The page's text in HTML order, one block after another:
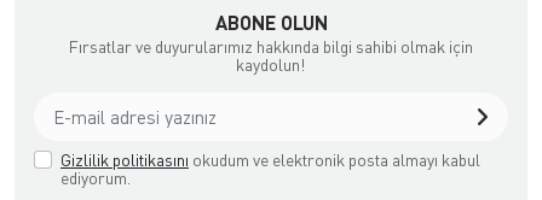
ABONE OLUN
Fırsatlar ve duyurularımız hakkında bilgi sahibi olmak için
kaydolun!
Gizlilik politikasını okudum ve elektronik posta almayı kabul
ediyorum.